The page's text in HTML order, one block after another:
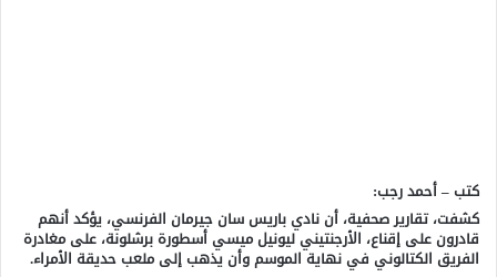
كتب – أحمد رجب:
كشفت، تقارير صحفية، أن نادي باريس سان جيرمان الفرنسي، يؤكد أنهم
قادرون على إقناع، الأرجنتيني ليونيل ميسي أسطورة برشلونة، على مغادرة
الفريق الكتالوني في نهاية الموسم وأن يذهب إلى ملعب حديقة الأمراء.